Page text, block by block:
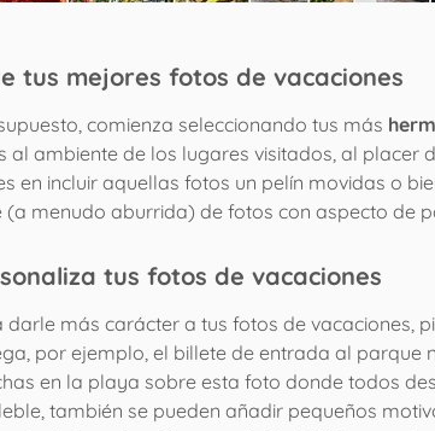
tus mejores fotos de vacaciones
comienza seleccionando tus más
al ambiente de los lugares visitados, al placer
en incluir aquellas fotos un pelín movidas o
(a menudo aburrida) de fotos con aspecto de
tus fotos de vacaciones
darle más carácter a tus fotos de vacaciones,
por ejemplo, el billete de entrada al parque
en la playa sobre esta foto donde todos
también se pueden añadir pequeños